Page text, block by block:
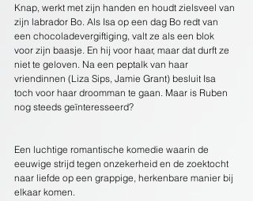
Knap, werkt met zijn handen en houdt zielsveel van
zijn labrador Bo. Als Isa op een dag Bo redt van
een chocoladevergiftiging, valt ze als een blok
voor zijn baasje. En hij voor haar, maar dat durft ze
niet te geloven. Na een peptalk van haar
vriendinnen (Liza Sips, Jamie Grant) besluit Isa
toch voor haar droomman te gaan. Maar is Ruben
nog steeds geïnteresseerd?
Een luchtige romantische komedie waarin de
eeuwige strijd tegen onzekerheid en de zoektocht
naar liefde op een grappige, herkenbare manier bij
elkaar komen.